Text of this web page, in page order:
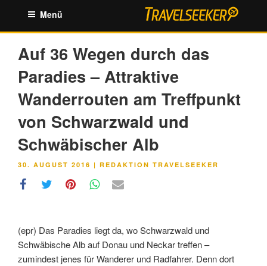
springen
Menü
Auf 36 Wegen durch das
Paradies – Attraktive
Wanderrouten am Treffpunkt
von Schwarzwald und
Schwäbischer Alb
VERÖFFENTLICHT
30. AUGUST 2016 | REDAKTION TRAVELSEEKER
(epr) Das Paradies liegt da, wo Schwarzwald und
Schwäbische Alb auf Donau und Neckar treffen –
zumindest jenes für Wanderer und Radfahrer. Denn dort